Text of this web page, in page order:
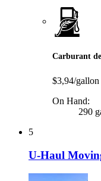
Carburant
$3,94/gallon
On Hand:
290
5
U-Haul